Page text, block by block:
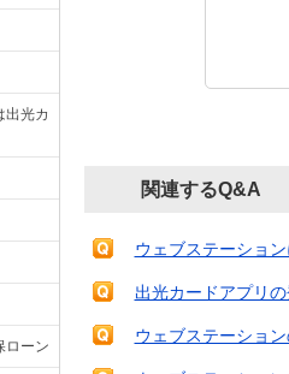
出光カ
ローン
関連するQ&A
ウェブステーション
出光カードアプリ
ウェブステーショ